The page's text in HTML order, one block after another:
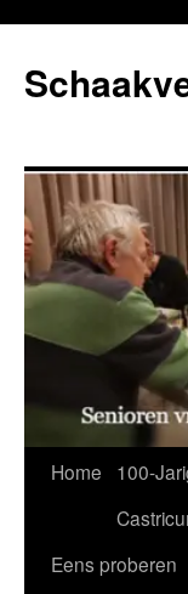
de
inhoud
Home
100-
Eens proberen